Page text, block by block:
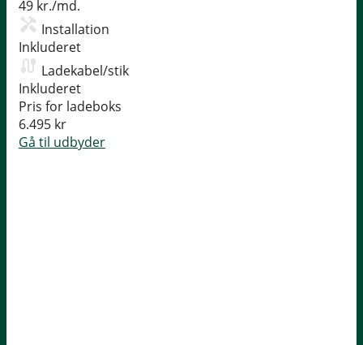
49 kr./md.
Installation
Inkluderet
Ladekabel/stik
Inkluderet
Pris for ladeboks
6.495 kr
Gå til udbyder